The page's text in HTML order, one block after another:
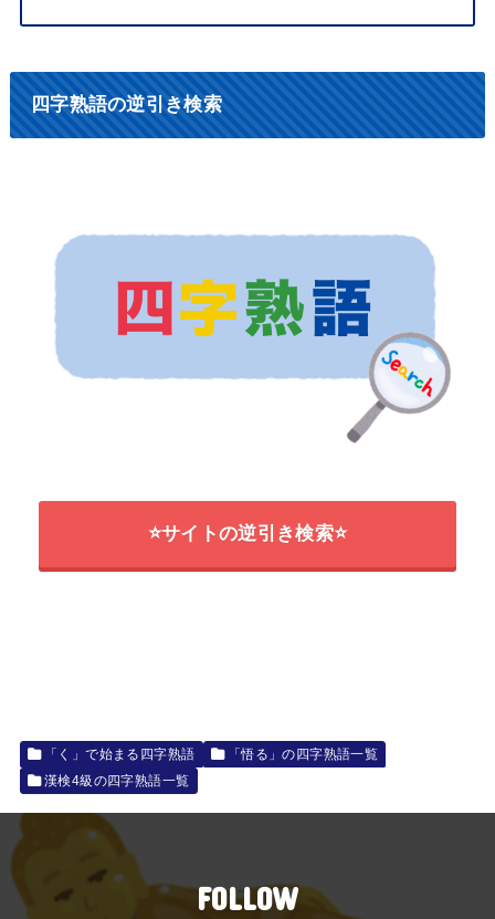
四字熟語の逆引き検索
⭐サイトの逆引き検索⭐
「く」で始まる四字熟語
「悟る」の四字熟語一覧
漢検4級の四字熟語一覧
FOLLOW